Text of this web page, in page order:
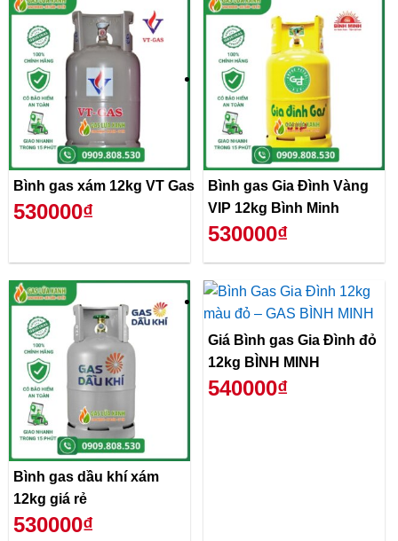
Bình gas xám 12kg VT Gas
530000₫
Bình gas Gia Đình Vàng
VIP 12kg Bình Minh
530000₫
Bình gas dầu khí xám
12kg giá rẻ
530000₫
Giá Bình gas Gia Đình đỏ
12kg BÌNH MINH
540000₫